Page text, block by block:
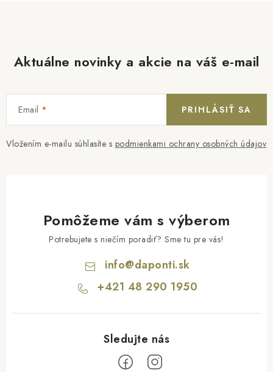
Aktuálne novinky a akcie na váš e-mail
Email
Vložením e-mailu súhlasíte s podmienkami ochrany osobných údajov
PRIHLÁSIŤ SA
Pomôžeme vám s výberom
Potrebujete s niečím poradiť? Sme tu pre vás!
info@daponti.sk
+421 48 290 1950